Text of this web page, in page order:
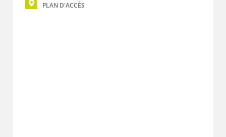
PLAN D'ACCÈS